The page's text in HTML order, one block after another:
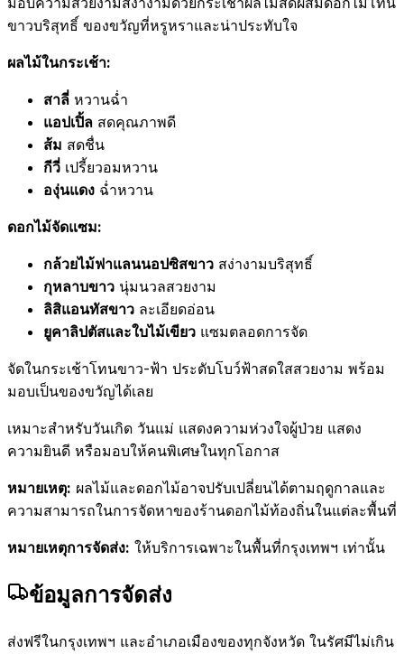
ขาวบริสุทธิ์ ของขวัญที่หรูหราและน่าประทับใจ
ผลไม้ในกระเช้า:
สาลี่ หวานฉ่ำ
แอปเปิ้ล สดคุณภาพดี
ส้ม สดชื่น
กีวี่ เปรี้ยวอมหวาน
องุ่นแดง ฉ่ำหวาน
ดอกไม้จัดแซม:
กล้วยไม้ฟาแลนนอปซิสขาว สง่างามบริสุทธิ์
กุหลาบขาว นุ่มนวลสวยงาม
ลิสิแอนทัสขาว ละเอียดอ่อน
ยูคาลิปตัสและใบไม้เขียว แซมตลอดการจัด
จัดในกระเช้าโทนขาว-ฟ้า ประดับโบว์ฟ้าสดใสสวยงาม พร้อม
มอบเป็นของขวัญได้เลย
เหมาะสำหรับวันเกิด วันแม่ แสดงความห่วงใจผู้ป่วย แสดง
ความยินดี หรือมอบให้คนพิเศษในทุกโอกาส
หมายเหตุ: ผลไม้และดอกไม้อาจปรับเปลี่ยนได้ตามฤดูกาลและ
ความสามารถในการจัดหาของร้านดอกไม้ท้องถิ่นในแต่ละพื้นที่
หมายเหตุการจัดส่ง: ให้บริการเฉพาะในพื้นที่กรุงเทพฯ เท่านั้น
ข้อมูลการจัดส่ง
ส่งฟรีในกรุงเทพฯ และอำเภอเมืองของทุกจังหวัด ในรัศมีไม่เกิน